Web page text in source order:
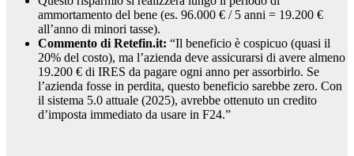
ammortamento del bene (es. 96.000 € / 5 anni = 19.200 €
all’anno di minori tasse).
Commento di Retefin.it: “Il beneficio è cospicuo (quasi il
20% del costo), ma l’azienda deve assicurarsi di avere almeno
19.200 € di IRES da pagare ogni anno per assorbirlo. Se
l’azienda fosse in perdita, questo beneficio sarebbe zero. Con
il sistema 5.0 attuale (2025), avrebbe ottenuto un credito
d’imposta immediato da usare in F24.”